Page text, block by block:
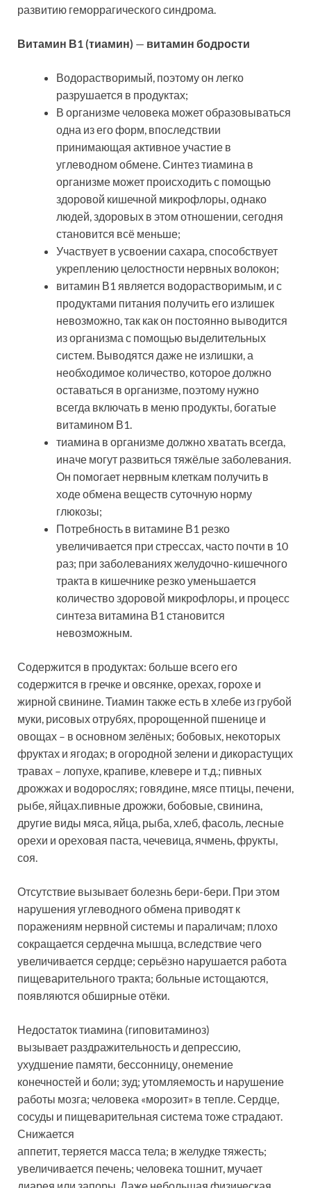
развитию геморрагического синдрома.
Витамин В1 (тиамин) — витамин бодрости
Водорастворимый, поэтому он легко
разрушается в продуктах;
В организме человека может образовываться
одна из его форм, впоследствии
принимающая активное участие в
углеводном обмене. Синтез тиамина в
организме может происходить с помощью
здоровой кишечной микрофлоры, однако
людей, здоровых в этом отношении, сегодня
становится всё меньше;
Участвует в усвоении сахара, способствует
укреплению целостности нервных волокон;
витамин В1 является водорастворимым, и с
продуктами питания получить его излишек
невозможно, так как он постоянно выводится
из организма с помощью выделительных
систем. Выводятся даже не излишки, а
необходимое количество, которое должно
оставаться в организме, поэтому нужно
всегда включать в меню продукты, богатые
витамином В1.
тиамина в организме должно хватать всегда,
иначе могут развиться тяжёлые заболевания.
Он помогает нервным клеткам получить в
ходе обмена веществ суточную норму
глюкозы;
Потребность в витамине В1 резко
увеличивается при стрессах, часто почти в 10
раз; при заболеваниях желудочно-кишечного
тракта в кишечнике резко уменьшается
количество здоровой микрофлоры, и процесс
синтеза витамина В1 становится
невозможным.
Содержится в продуктах: больше всего его
содержится в гречке и овсянке, орехах, горохе и
жирной свинине. Тиамин также есть в хлебе из грубой
муки, рисовых отрубях, пророщенной пшенице и
овощах – в основном зелёных; бобовых, некоторых
фруктах и ягодах; в огородной зелени и дикорастущих
травах – лопухе, крапиве, клевере и т.д.; пивных
дрожжах и водорослях; говядине, мясе птицы, печени,
рыбе, яйцах.пивные дрожжи, бобовые, свинина,
другие виды мяса, яйца, рыба, хлеб, фасоль, лесные
орехи и ореховая паста, чечевица, ячмень, фрукты,
соя.
Отсутствие вызывает болезнь бери-бери. При этом
нарушения углеводного обмена приводят к
поражениям нервной системы и параличам; плохо
сокращается сердечна мышца, вследствие чего
увеличивается сердце; серьёзно нарушается работа
пищеварительного тракта; больные истощаются,
появляются обширные отёки.
Недостаток тиамина (гиповитаминоз)
вызывает раздражительность и депрессию,
ухудшение памяти, бессонницу, онемение
конечностей и боли; зуд; утомляемость и нарушение
работы мозга; человека «морозит» в тепле. Сердце,
сосуды и пищеварительная система тоже страдают.
Снижается
аппетит, теряется масса тела; в желудке тяжесть;
увеличивается печень; человека тошнит, мучает